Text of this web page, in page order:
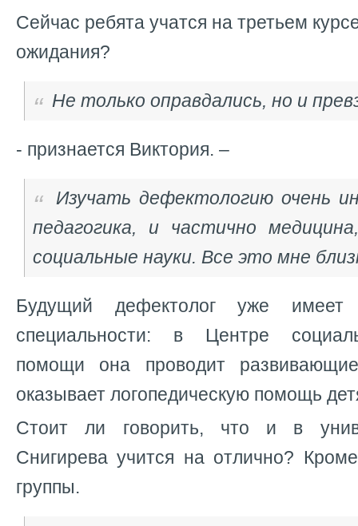
Сейчас ребята учатся на третьем
ожидания?
Не только оправдались, но и
- признается Виктория. –
Изучать дефектологию очень
педагогика, и частично
социальные науки. Все это мне
Будущий дефектолог уже
специальности: в Центре
помощи она проводит
оказывает логопедическую помощь
Стоит ли говорить, что и в
Снигирева учится на отлично?
группы.